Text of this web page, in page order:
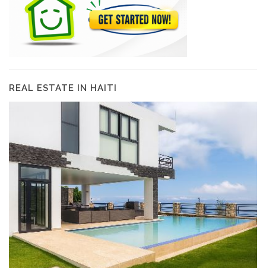
REAL ESTATE IN HAITI